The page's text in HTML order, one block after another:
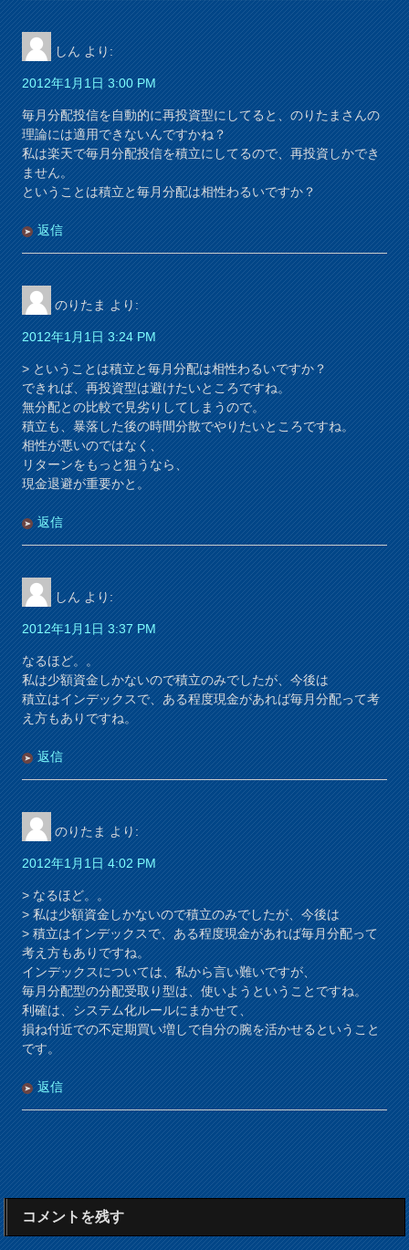
しん より:
2012年1月1日 3:00 PM
毎月分配投信を自動的に再投資型にしてると、のりたまさんの
理論には適用できないんですかね？
私は楽天で毎月分配投信を積立にしてるので、再投資しかでき
ません。
ということは積立と毎月分配は相性わるいですか？
返信
のりたま より:
2012年1月1日 3:24 PM
> ということは積立と毎月分配は相性わるいですか？
できれば、再投資型は避けたいところですね。
無分配との比較で見劣りしてしまうので。
積立も、暴落した後の時間分散でやりたいところですね。
相性が悪いのではなく、
リターンをもっと狙うなら、
現金退避が重要かと。
返信
しん より:
2012年1月1日 3:37 PM
なるほど。。
私は少額資金しかないので積立のみでしたが、今後は
積立はインデックスで、ある程度現金があれば毎月分配って考
え方もありですね。
返信
のりたま より:
2012年1月1日 4:02 PM
> なるほど。。
> 私は少額資金しかないので積立のみでしたが、今後は
> 積立はインデックスで、ある程度現金があれば毎月分配って
考え方もありですね。
インデックスについては、私から言い難いですが、
毎月分配型の分配受取り型は、使いようということですね。
利確は、システム化ルールにまかせて、
損ね付近での不定期買い増しで自分の腕を活かせるということ
です。
返信
コメントを残す